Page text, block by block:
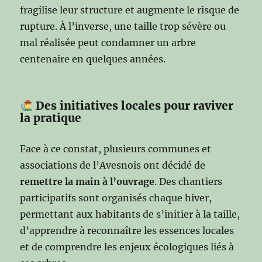
fragilise leur structure et augmente le risque de
rupture. À l’inverse, une taille trop sévère ou
mal réalisée peut condamner un arbre
centenaire en quelques années.
Des initiatives locales pour raviver
la pratique
Face à ce constat, plusieurs communes et
associations de l’Avesnois ont décidé de
remettre la main à l’ouvrage. Des chantiers
participatifs sont organisés chaque hiver,
permettant aux habitants de s’initier à la taille,
d’apprendre à reconnaître les essences locales
et de comprendre les enjeux écologiques liés à